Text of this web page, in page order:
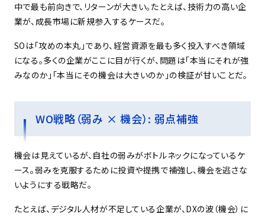
中で最も前向きで、リターンが大きい。たとえば、技術力の高い企
業が、成長市場に新規参入するケースだ。
SOは「攻めの本丸」であり、経営資源を最も多く投入すべき領域
になる。多くの企業がここに目が行くが、問題は「本当にそれが強
みなのか」「本当にその機会は大きいのか」の検証が甘いことだ。
WO戦略（弱み × 機会）: 弱点補強
機会は見えているが、自社の弱みがボトルネックになっているケ
ース。弱みを克服するために投資や提携で補強し、機会を逃さな
いようにする戦略だ。
たとえば、デジタル人材が不足している企業が、DXの波（機会）に